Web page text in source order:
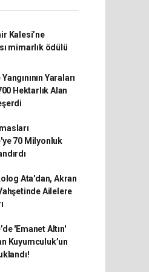
Kalesi’ne
mimarlık ödülü
Yaraları
Hektarlık Alan
70 Milyonluk
Ata'dan, Akran
Ailelere
'Emanet Altın'
Kuyumculuk’un